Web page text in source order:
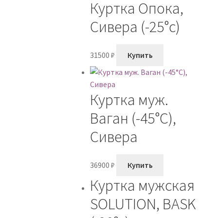
Куртка Опока,
Сивера (-25°с)
31500 ₽ Купить
Куртка муж.
Ваган (-45°С),
Сивера
36900 ₽ Купить
Куртка мужская
SOLUTION, BASK